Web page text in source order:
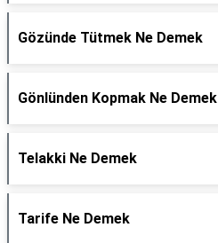
Gözünde Tütmek Ne Demek
Gönlünden Kopmak Ne Demek
Telakki Ne Demek
Tarife Ne Demek